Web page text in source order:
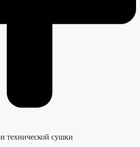
технической сушки